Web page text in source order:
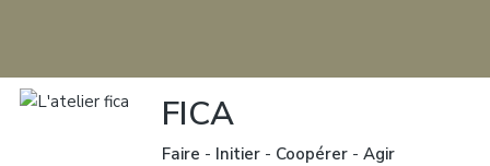
FICA
Faire - Initier- Coopérer- Agir